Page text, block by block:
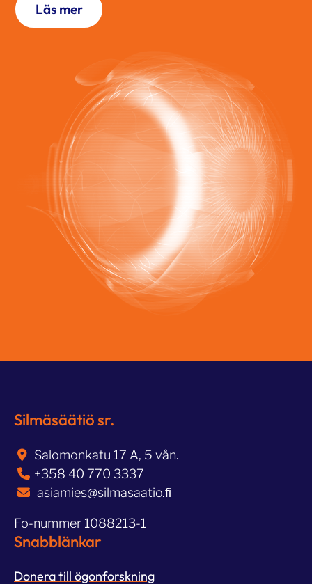
Läs mer
Silmäsäätiö sr.
Salomonkatu 17 A, 5 vån.
+358 40 770 3337
asiamies@silmasaatio.ﬁ
Fo-nummer 1088213-1
Snabblänkar
Donera till ögonforskning